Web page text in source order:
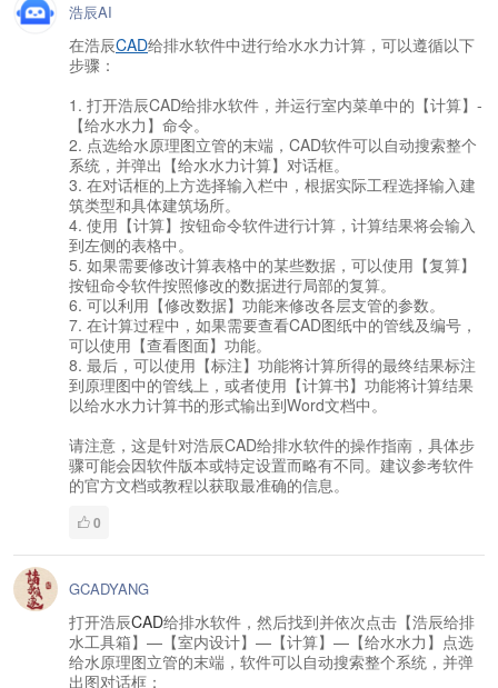
浩辰AI
在浩辰CAD给排水软件中进行给水水力计算，可以遵循以下
步骤：
1. 打开浩辰CAD给排水软件，并运行室内菜单中的【计算】-
【给水水力】命令。
2. 点选给水原理图立管的末端，CAD软件可以自动搜索整个
系统，并弹出【给水水力计算】对话框。
3. 在对话框的上方选择输入栏中，根据实际工程选择输入建
筑类型和具体建筑场所。
4. 使用【计算】按钮命令软件进行计算，计算结果将会输入
到左侧的表格中。
5. 如果需要修改计算表格中的某些数据，可以使用【复算】
按钮命令软件按照修改的数据进行局部的复算。
6. 可以利用【修改数据】功能来修改各层支管的参数。
7. 在计算过程中，如果需要查看CAD图纸中的管线及编号，
可以使用【查看图面】功能。
8. 最后，可以使用【标注】功能将计算所得的最终结果标注
到原理图中的管线上，或者使用【计算书】功能将计算结果
以给水水力计算书的形式输出到Word文档中。
请注意，这是针对浩辰CAD给排水软件的操作指南，具体步
骤可能会因软件版本或特定设置而略有不同。建议参考软件
的官方文档或教程以获取最准确的信息。
0
GCADYANG
打开浩辰CAD给排水软件，然后找到并依次点击【浩辰给排
水工具箱】—【室内设计】—【计算】—【给水水力】点选
给水原理图立管的末端，软件可以自动搜索整个系统，并弹
出图对话框：